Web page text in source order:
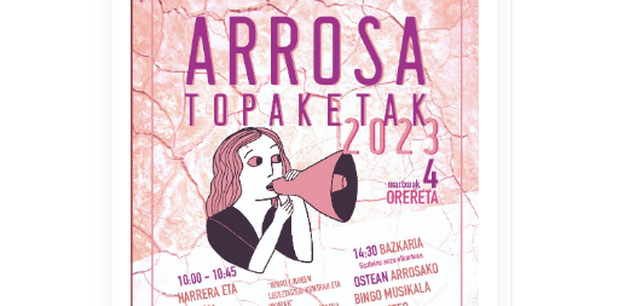
Azaroak 6 Iurretan Arrosa
sarearen IX. topaketak
2021/10/04
Berria egunkarian
elkarrizketa Arrosaren 20
urteez
2021/07/06